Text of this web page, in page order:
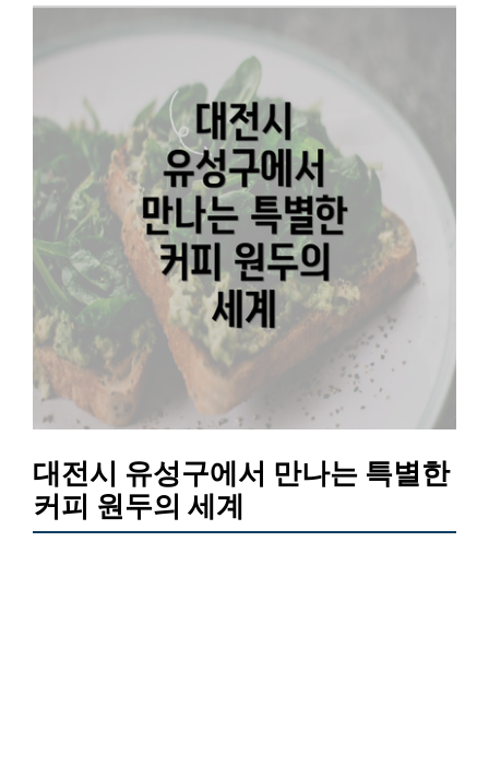
대전시 유성구에서 만나는 특별한
커피 원두의 세계